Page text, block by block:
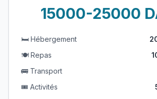
15000-25000
🛏️ Hébergement
🍽️ Repas
🚌 Transport
🎟️ Activités